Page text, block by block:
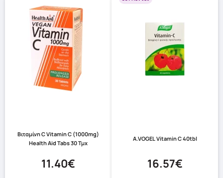
Βιταμίνη C Vitamin C (1000mg)
Health Aid Tabs 30 Τμχ
11.40€
A.VOGEL Vitamin C 40tbl
16.57€